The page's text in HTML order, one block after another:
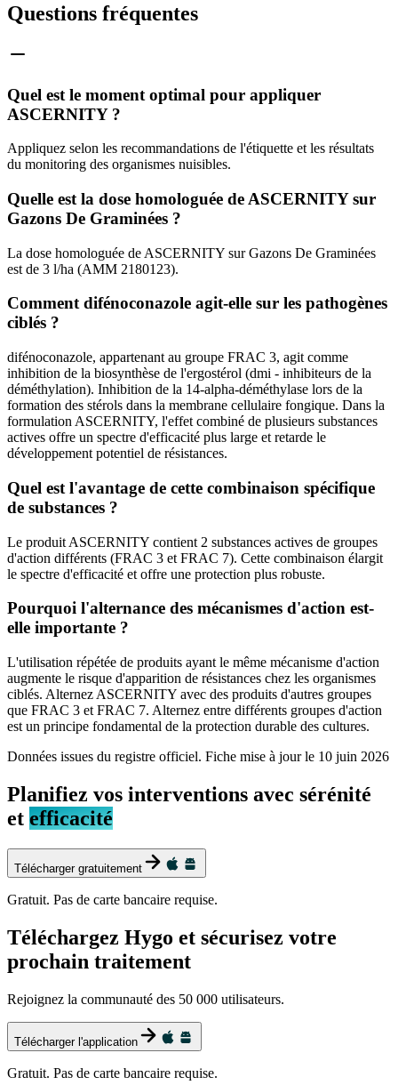
Questions fréquentes
Quel est le moment optimal pour appliquer
ASCERNITY ?
Appliquez selon les recommandations de l'étiquette et les résultats
du monitoring des organismes nuisibles.
Quelle est la dose homologuée de ASCERNITY sur
Gazons De Graminées ?
La dose homologuée de ASCERNITY sur Gazons De Graminées
est de 3 l/ha (AMM 2180123).
Comment difénoconazole agit-elle sur les pathogènes
ciblés ?
difénoconazole, appartenant au groupe FRAC 3, agit comme
inhibition de la biosynthèse de l'ergostérol (dmi - inhibiteurs de la
déméthylation). Inhibition de la 14-alpha-déméthylase lors de la
formation des stérols dans la membrane cellulaire fongique. Dans la
formulation ASCERNITY, l'effet combiné de plusieurs substances
actives offre un spectre d'efficacité plus large et retarde le
développement potentiel de résistances.
Quel est l'avantage de cette combinaison spécifique
de substances ?
Le produit ASCERNITY contient 2 substances actives de groupes
d'action différents (FRAC 3 et FRAC 7). Cette combinaison élargit
le spectre d'efficacité et offre une protection plus robuste.
Pourquoi l'alternance des mécanismes d'action est-
elle importante ?
L'utilisation répétée de produits ayant le même mécanisme d'action
augmente le risque d'apparition de résistances chez les organismes
ciblés. Alternez ASCERNITY avec des produits d'autres groupes
que FRAC 3 et FRAC 7. Alternez entre différents groupes d'action
est un principe fondamental de la protection durable des cultures.
Données issues du registre officiel. Fiche mise à jour le 10 juin 2026
Planifiez vos interventions avec sérénité
et efficacité
Télécharger gratuitement
Gratuit. Pas de carte bancaire requise.
Téléchargez Hygo et sécurisez votre
prochain traitement
Rejoignez la communauté des 50 000 utilisateurs.
Télécharger l'application
Gratuit. Pas de carte bancaire requise.